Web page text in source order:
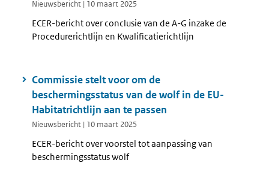
Nieuwsbericht | 10 maart 2025
ECER-bericht over conclusie van de A-G inzake de
Procedurerichtlijn en Kwalificatierichtlijn
Commissie stelt voor om de
beschermingsstatus van de wolf in de EU-
Habitatrichtlijn aan te passen
Nieuwsbericht | 10 maart 2025
ECER-bericht over voorstel tot aanpassing van
beschermingsstatus wolf